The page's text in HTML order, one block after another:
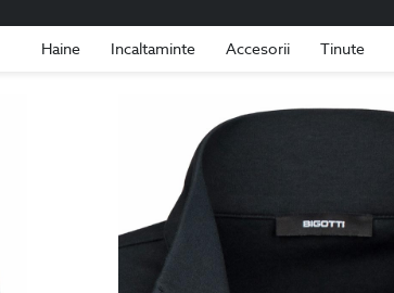
Haine Incaltaminte Accesorii Tinute
Romania